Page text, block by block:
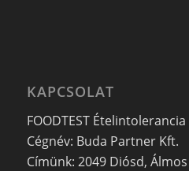
KAPCSOLAT
FOODTEST
Cégnév: Buda Partner Kft.
Címünk: 2049 Diósd,